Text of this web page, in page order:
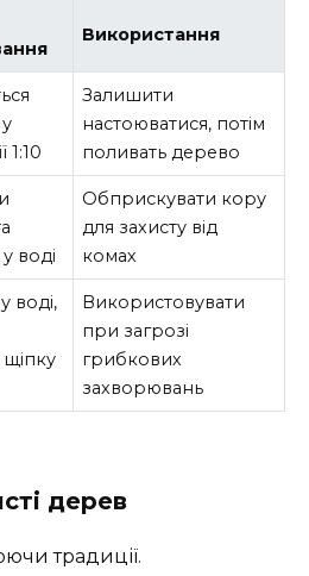
Використання
1:10
Залишити
настоюватися, потім
поливать дерево
воді
Обприскувати кору
для захисту від
комах
воді,
Використовувати
при загрозі
грибкових
захворювань
дерев
традиції.